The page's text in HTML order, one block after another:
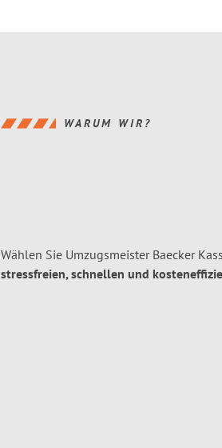
WARUM WIR?
Wählen Sie Umzugsmeister Baecker
stressfreien, schnellen und